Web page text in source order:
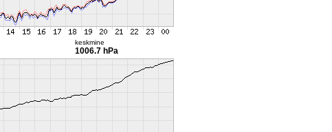
keskmine
1006.7 hPa